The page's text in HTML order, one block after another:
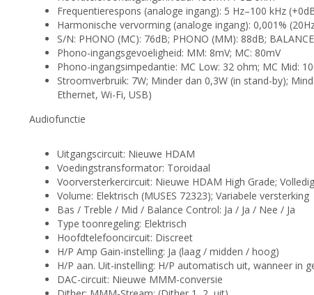
Frequentierespons (analoge ingang): 5 Hz–100 kHz
Harmonische vervorming (analoge ingang): 0,001%
S/N: PHONO (MC): 76dB; PHONO (MM): 88dB;
Phono-ingangsgevoeligheid: MM: 8mV; MC: 80mV
Phono-ingangsimpedantie: MC Low: 32 ohm; MC Mid:
Stroomverbruik: 7W; Minder dan 0,3W (in stand-by);
Ethernet, Wi-Fi, USB)
Audiofunctie
Uitgangscircuit: Nieuwe HDAM
Voedingstransformator: Toroidaal
Voorversterkercircuit: Nieuwe HDAM High Grade;
Volume: Elektrisch (MUSES 72323); Variabele versterking
Bas / Treble / Mid / Balance Control: Ja / Ja / Nee / Ja
Type toonregeling: Elektrisch
Hoofdtelefooncircuit: Discreet
H/P Amp Gain-instelling: Ja (laag / midden / hoog)
H/P aan. Uit-instelling: H/P automatisch uit, wanneer in
DAC-circuit: Nieuwe MMM-conversie